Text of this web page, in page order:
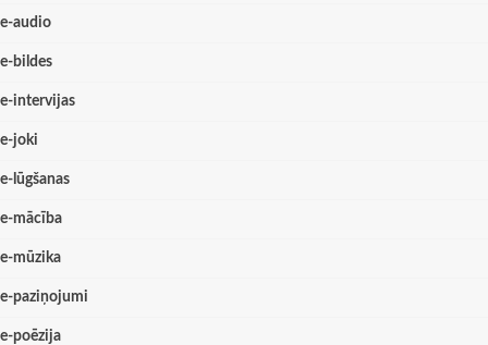
e-audio
e-bildes
e-intervijas
e-joki
e-lūgšanas
e-mācība
e-mūzika
e-paziņojumi
e-poēzija